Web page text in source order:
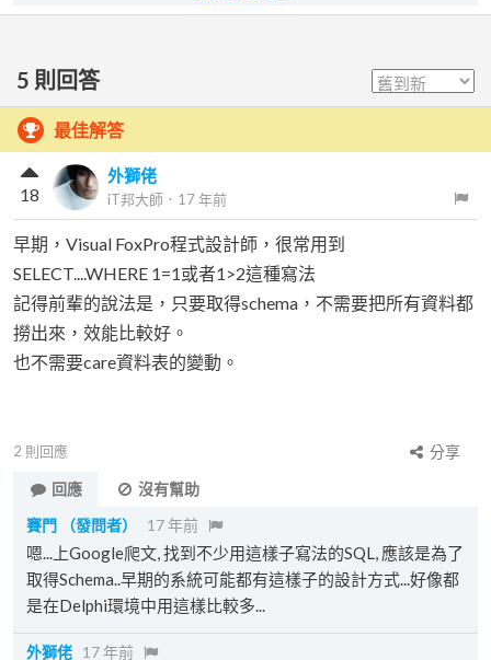
5 則回答
最佳解答
外獅佬
iT邦大師 ． 17 年前
18
早期，Visual FoxPro程式設計師，很常用到
SELECT....WHERE 1=1或者1>2這種寫法
記得前輩的說法是，只要取得schema，不需要把所有資料都
撈出來，效能比較好。
也不需要care資料表的變動。
2 則回應
分享
回應
沒有幫助
賽門
（發問者） 17 年前
嗯...上Google爬文, 找到不少用這樣子寫法的SQL, 應該是為了
取得Schema..早期的系統可能都有這樣子的設計方式...好像都
是在Delphi環境中用這樣比較多...
外獅佬 17 年前